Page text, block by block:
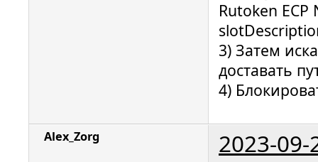
Rutoken
3) Затем
доставать
4)
Alex_Zorg
2023-09-